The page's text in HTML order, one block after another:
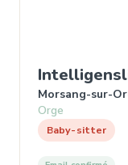
Morsang-sur-
Orge
Baby-sitter